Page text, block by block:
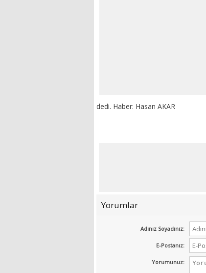
dedi. Haber: Hasan AKAR
Yorumlar
Adınız Soyadınız:
E-Postanız:
Yorumunuz: